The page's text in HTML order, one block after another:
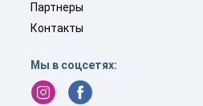
Партнеры
Контакты
Мы в соцсетях: